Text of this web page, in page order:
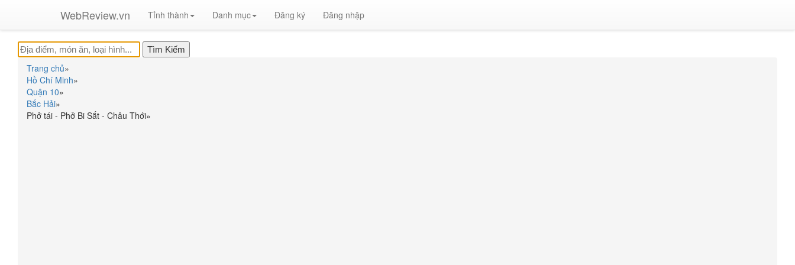
WebReview.vn Tỉnh thành Danh mục Đăng ký Đăng nhập
Trang chủ»
Hồ Chí Minh»
Quận 10»
Bắc Hải»
Phở tái - Phở Bi Sắt - Châu Thới»